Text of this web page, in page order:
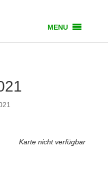
MENU
Karte nicht verfügbar